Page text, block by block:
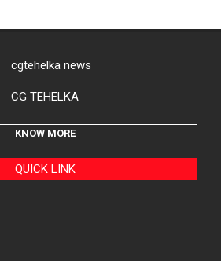
CG TEHELKA
KNOW MORE
QUICK LINK